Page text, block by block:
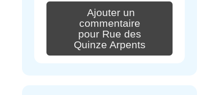
Ajouter un
commentaire
pour Rue des
Quinze Arpents